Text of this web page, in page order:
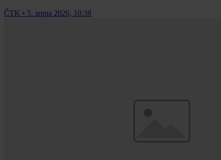
ČTK • 5. srpna 2026, 10:38